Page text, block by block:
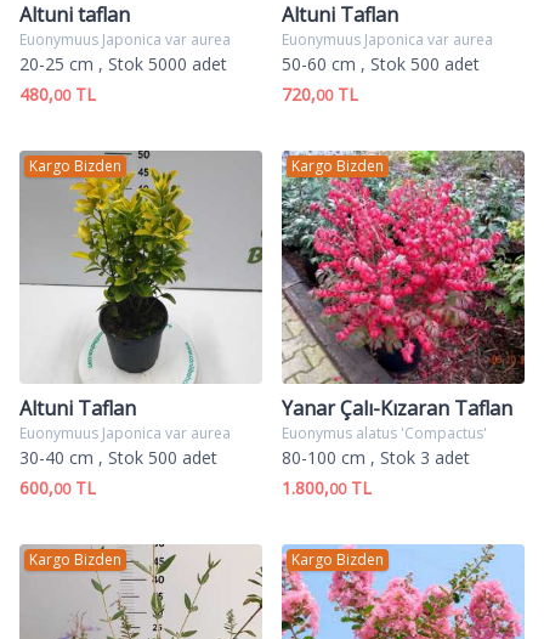
Altuni taflan
Euonymuus Japonica var aurea
20-25 cm , Stok 5000 adet
480,00TL
Altuni Taflan
Euonymuus Japonica var aurea
50-60 cm , Stok 500 adet
720,00TL
Kargo Bizden
Altuni Taflan
Euonymuus Japonica var aurea
30-40 cm , Stok 500 adet
600,00TL
Kargo Bizden
Yanar Çalı-Kızaran Taflan
Euonymus alatus 'Compactus'
80-100 cm , Stok 3 adet
1.800,00TL
Kargo Bizden Kargo Bizden